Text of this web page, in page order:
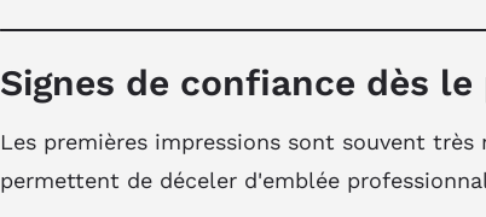
Signes de confiance dès
Les premières impressions sont souvent
permettent de déceler d'emblée